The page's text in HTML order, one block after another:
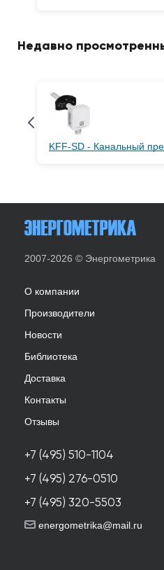
Недавно
KFF-SD - Канальный
2007-2026 © Энергометрика
О компании
Производители
Новости
Библиотека
Доставка
Контакты
Отзывы
+7 (495) 510-1104
+7 (495) 276-0510
+7 (495) 320-5503
energometrika@mail.ru